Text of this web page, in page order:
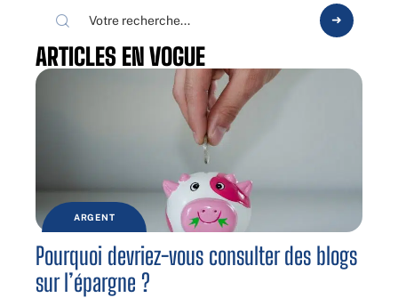
ARTICLES EN VOGUE
ARGENT
Pourquoi devriez-vous consulter des blogs
sur l’épargne ?